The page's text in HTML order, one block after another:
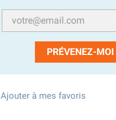
PRÉVENEZ-
Ajouter à mes favoris